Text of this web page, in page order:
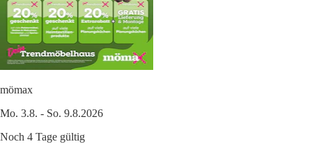
mömax
Mo. 3.8. - So. 9.8.2026
Noch 4 Tage gültig